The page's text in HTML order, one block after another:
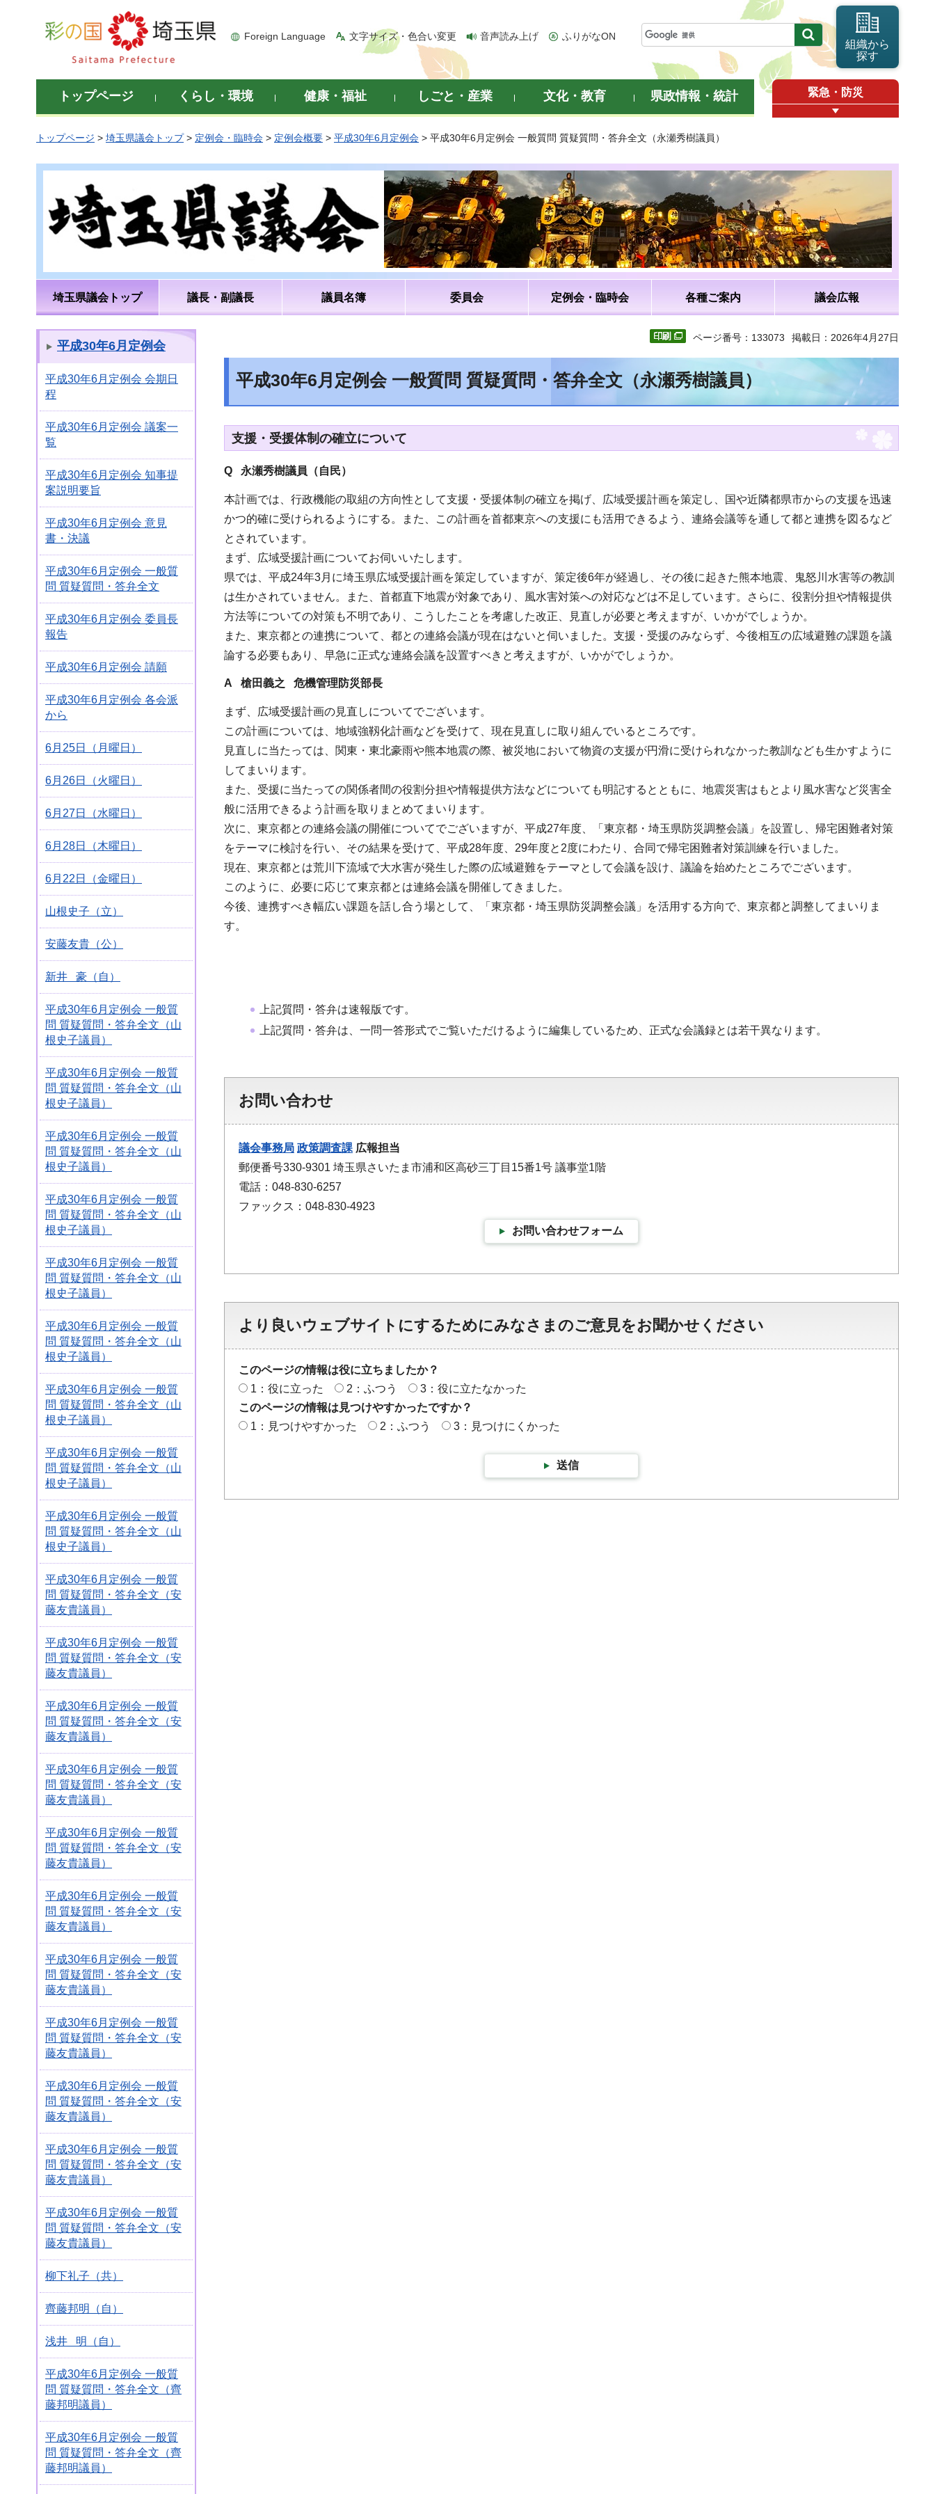
彩の国 埼玉県
Foreign Language 文字サイズ・色合い変更 音声読み上げ ふりがなON
組織から
探す
トップページ くらし・環境 健康・福祉 しごと・産業 文化・教育 県政情報・統計 緊急・防災
トップページ > 埼玉県議会トップ> 定例会・臨時会 > 定例会概要 > 平成30年6月定例会 > 平成30年6月定例会 一般質問 質疑質問・答弁全文（永瀬秀樹議員）
埼玉県議会トップ 議長・副議長 議員名簿 委員会 定例会・臨時会 各種ご案内 議会広報
平成30年6月定例会
平成30年6月定例会 会期日
程
平成30年6月定例会 議案一
覧
平成30年6月定例会 知事提
案説明要旨
平成30年6月定例会 意見
書・決議
平成30年6月定例会 一般質
問 質疑質問・答弁全文
平成30年6月定例会 委員長
報告
平成30年6月定例会 請願
平成30年6月定例会 各会派
から
6月25日（月曜日）
6月26日（火曜日）
6月27日（水曜日）
6月28日（木曜日）
6月22日（金曜日）
山根史子（立）
安藤友貴（公）
新井 豪（自）
平成30年6月定例会 一般質
問 質疑質問・答弁全文（山
根史子議員）
平成30年6月定例会 一般質
問 質疑質問・答弁全文（山
根史子議員）
平成30年6月定例会 一般質
問 質疑質問・答弁全文（山
根史子議員）
平成30年6月定例会 一般質
問 質疑質問・答弁全文（山
根史子議員）
平成30年6月定例会 一般質
問 質疑質問・答弁全文（山
根史子議員）
平成30年6月定例会 一般質
問 質疑質問・答弁全文（山
根史子議員）
平成30年6月定例会 一般質
問 質疑質問・答弁全文（山
根史子議員）
平成30年6月定例会 一般質
問 質疑質問・答弁全文（山
根史子議員）
平成30年6月定例会 一般質
問 質疑質問・答弁全文（山
根史子議員）
平成30年6月定例会 一般質
問 質疑質問・答弁全文（安
藤友貴議員）
平成30年6月定例会 一般質
問 質疑質問・答弁全文（安
藤友貴議員）
平成30年6月定例会 一般質
問 質疑質問・答弁全文（安
藤友貴議員）
平成30年6月定例会 一般質
問 質疑質問・答弁全文（安
藤友貴議員）
平成30年6月定例会 一般質
問 質疑質問・答弁全文（安
藤友貴議員）
平成30年6月定例会 一般質
問 質疑質問・答弁全文（安
藤友貴議員）
平成30年6月定例会 一般質
問 質疑質問・答弁全文（安
藤友貴議員）
平成30年6月定例会 一般質
問 質疑質問・答弁全文（安
藤友貴議員）
平成30年6月定例会 一般質
問 質疑質問・答弁全文（安
藤友貴議員）
平成30年6月定例会 一般質
問 質疑質問・答弁全文（安
藤友貴議員）
平成30年6月定例会 一般質
問 質疑質問・答弁全文（安
藤友貴議員）
柳下礼子（共）
齊藤邦明（自）
浅井 明（自）
平成30年6月定例会 一般質
問 質疑質問・答弁全文（齊
藤邦明議員）
平成30年6月定例会 一般質
問 質疑質問・答弁全文（齊
藤邦明議員）
ページ番号：133073 掲載日：2026年4月27日
平成30年6月定例会 一般質問 質疑質問・答弁全文（永瀬秀樹議員）
支援・受援体制の確立について
Q 永瀬秀樹議員（自民）
本計画では、行政機能の取組の方向性として支援・受援体制の確立を掲げ、広域受援計画を策定し、国や近隣都県市からの支援を迅速
かつ的確に受けられるようにする。また、この計画を首都東京への支援にも活用できるよう、連絡会議等を通して都と連携を図るなど
とされています。
まず、広域受援計画についてお伺いいたします。
県では、平成24年3月に埼玉県広域受援計画を策定していますが、策定後6年が経過し、その後に起きた熊本地震、鬼怒川水害等の教訓
は生かされていません。また、首都直下地震が対象であり、風水害対策への対応などは不足しています。さらに、役割分担や情報提供
方法等についての対策も不明であり、こうしたことを考慮した改正、見直しが必要と考えますが、いかがでしょうか。
また、東京都との連携について、都との連絡会議が現在はないと伺いました。支援・受援のみならず、今後相互の広域避難の課題を議
論する必要もあり、早急に正式な連絡会議を設置すべきと考えますが、いかがでしょうか。
A 槍田義之 危機管理防災部長
まず、広域受援計画の見直しについてでございます。
この計画については、地域強靱化計画などを受けて、現在見直しに取り組んでいるところです。
見直しに当たっては、関東・東北豪雨や熊本地震の際、被災地において物資の支援が円滑に受けられなかった教訓なども生かすように
してまいります。
また、受援に当たっての関係者間の役割分担や情報提供方法などについても明記するとともに、地震災害はもとより風水害など災害全
般に活用できるよう計画を取りまとめてまいります。
次に、東京都との連絡会議の開催についてでございますが、平成27年度、「東京都・埼玉県防災調整会議」を設置し、帰宅困難者対策
をテーマに検討を行い、その結果を受けて、平成28年度、29年度と2度にわたり、合同で帰宅困難者対策訓練を行いました。
現在、東京都とは荒川下流域で大水害が発生した際の広域避難をテーマとして会議を設け、議論を始めたところでございます。
このように、必要に応じて東京都とは連絡会議を開催してきました。
今後、連携すべき幅広い課題を話し合う場として、「東京都・埼玉県防災調整会議」を活用する方向で、東京都と調整してまいりま
す。
上記質問・答弁は速報版です。
上記質問・答弁は、一問一答形式でご覧いただけるように編集しているため、正式な会議録とは若干異なります。
お問い合わせ
議会事務局 政策調査課 広報担当
郵便番号330-9301 埼玉県さいたま市浦和区高砂三丁目15番1号 議事堂1階
電話：048-830-6257
ファックス：048-830-4923
お問い合わせフォーム
より良いウェブサイトにするためにみなさまのご意見をお聞かせください
このページの情報は役に立ちましたか？
1：役に立った
2：ふつう
3：役に立たなかった
このページの情報は見つけやすかったですか？
1：見つけやすかった
2：ふつう 3：見つけにくかった
送信